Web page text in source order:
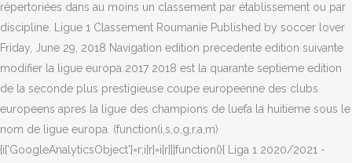
répertoriées dans au moins un classement par établissement ou par
discipline. Ligue 1 Classement Roumanie Published by soccer lover
Friday, June 29, 2018 Navigation edition precedente edition suivante
modifier la ligue europa 2017 2018 est la quarante septieme edition
de la seconde plus prestigieuse coupe europeenne des clubs
europeens apres la ligue des champions de luefa la huitieme sous le
nom de ligue europa. (function(i,s,o,g,r,a,m)
{i['GoogleAnalyticsObject']=r;i[r]=i[r]||function(){ Liga 1 2020/2021 -